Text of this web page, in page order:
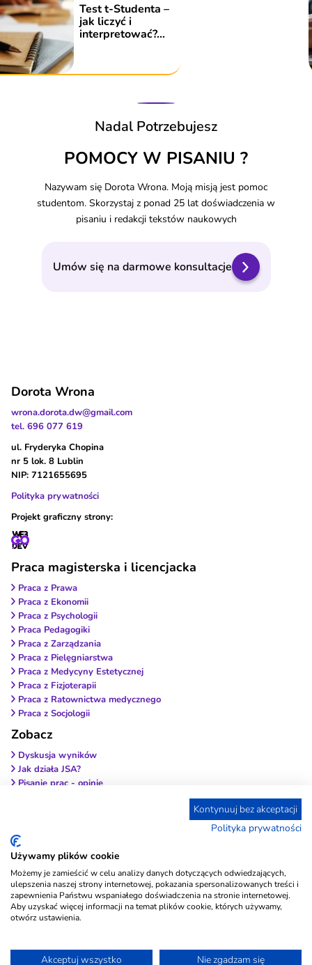
Nadal Potrzebujesz
POMOCY W PISANIU ?
Nazywam się Dorota Wrona. Moją misją jest pomoc
studentom. Skorzystaj z ponad 25 lat doświadczenia w
pisaniu i redakcji tekstów naukowych
Umów się na darmowe konsultacje
Dorota Wrona
wrona.dorota.dw@gmail.com
tel. 696 077 619
ul. Fryderyka Chopina
nr 5 lok. 8 Lublin
NIP: 7121655695
Polityka prywatności
Projekt graficzny strony:
Praca magisterska i licencjacka
Praca z Prawa
Praca z Ekonomii
Praca z Psychologii
Praca Pedagogiki
Praca z Zarządzania
Praca z Pielęgniarstwa
Praca z Medycyny Estetycznej
Praca z Fizjoterapii
Praca z Ratownictwa medycznego
Praca z Socjologii
Zobacz
Dyskusja wyników
Jak działa JSA?
Pisanie prac - opinie
Jak wybrać firmę?
Czy to legalne?
Metodologia i wyniki
Przypisy i bibliografia
Blog
Regulamin
Co to są testy różnic? Który test wybrać?
Kontynuuj bez akceptacji
Polityka prywatności
Używamy plików cookie
Możemy je zamieścić w celu analizy danych dotyczących odwiedzających,
ulepszenia naszej strony internetowej, pokazania spersonalizowanych treści i
zapewnienia Państwu wspaniałego doświadczenia na stronie internetowej.
Aby uzyskać więcej informacji na temat plików cookie, których używamy,
otwórz ustawienia.
Akceptuj wszystko Nie zgadzam się